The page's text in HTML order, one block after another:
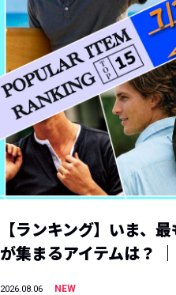
【ランキング】いま、最
が集まるアイテムは？
2026.08.06
NEW